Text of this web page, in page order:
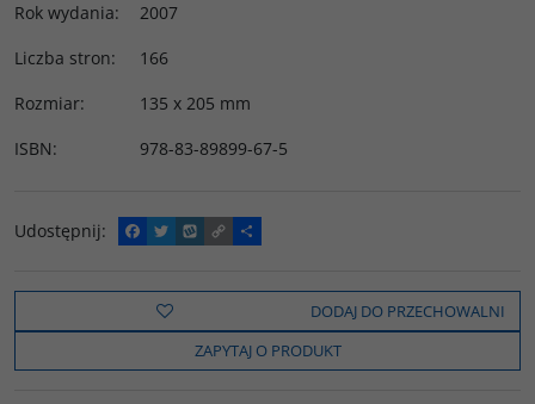
Rok wydania:
2007
Liczba stron:
166
Rozmiar:
135 x 205 mm
ISBN: 978-83-89899-67-5
Udostępnij:
F
a
e
o
k
T
w
t
t
e
W
y
o
C
o
y
i
n
k
P
o
z
e
l
s
DODAJ DO PRZECHOWALNI
ZAPYTAJ O PRODUKT